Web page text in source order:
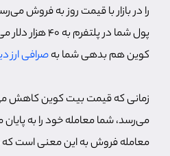
را در بازار با قیمت روز به فروش
پول شما در
کوین هم بدهی شما بهصرافی ارز
می‌رسد، شما معامله خود را به پایان
معامله فروش به این معنی است